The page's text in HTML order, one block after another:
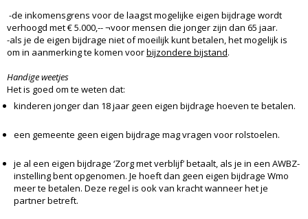
-de inkomensgrens voor de laagst mogelijke eigen bijdrage wordt
verhoogd met € 5.000,-- ¬voor mensen die jonger zijn dan 65 jaar.
-als je de eigen bijdrage niet of moeilijk kunt betalen, het mogelijk is
om in aanmerking te komen voorbijzondere bijstand.
Handige weetjes
Het is goed om te weten dat:
kinderen jonger dan 18 jaar geen eigen bijdrage hoeven te betalen.
een gemeente geen eigen bijdrage mag vragen voor rolstoelen.
je al een eigen bijdrage ‘Zorg met verblijf’ betaalt, als je in een AWBZ-
instelling bent opgenomen. Je hoeft dan geen eigen bijdrage Wmo
meer te betalen. Deze regel is ook van kracht wanneer het je
partner betreft.